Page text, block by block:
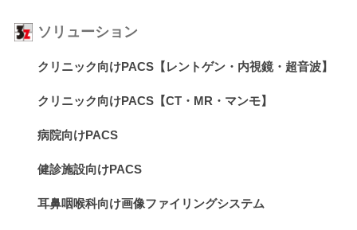
ソリューション
クリニック向けPACS【レントゲン・内視鏡・超音波】
クリニック向けPACS【CT・MR・マンモ】
病院向けPACS
健診施設向けPACS
耳鼻咽喉科向け画像ファイリングシステム